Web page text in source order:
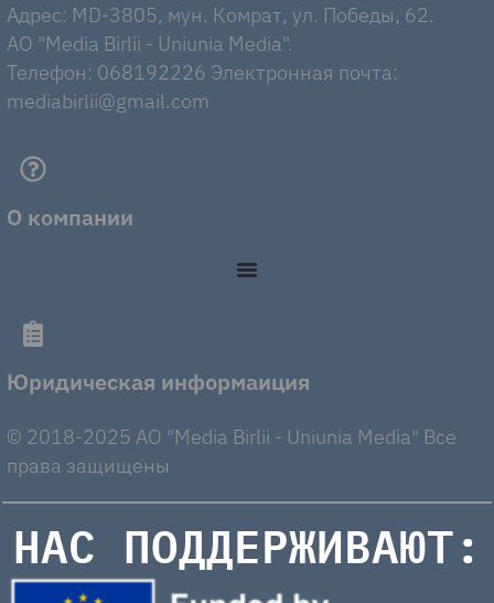
Адрес: MD-3805, мун. Комрат, ул. Победы, 62.
AO "Media Birlii - Uniunia Media".
Телефон: 068192226 Электронная почта:
mediabirlii@gmail.com
О компании
Юридическая информаиция
© 2018-2025 AO "Media Birlii - Uniunia Media" Все
права защищены
НАС ПОДДЕРЖИВАЮТ: